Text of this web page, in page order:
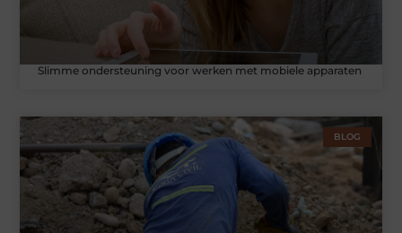
Slimme ondersteuning voor werken met mobiele apparaten
BLOG